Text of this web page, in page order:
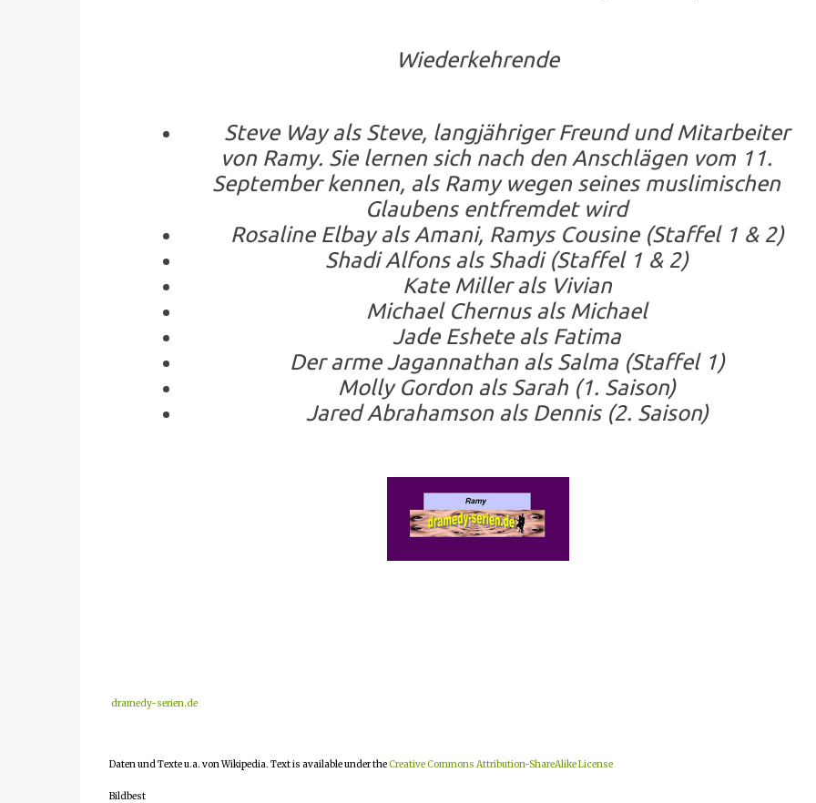
Wiederkehrende
Steve Way als Steve, langjähriger Freund und Mitarbeiter
von Ramy. Sie lernen sich nach den Anschlägen vom 11.
September kennen, als Ramy wegen seines muslimischen
Glaubens entfremdet wird
Rosaline Elbay als Amani, Ramys Cousine (Staffel 1 & 2)
Shadi Alfons als Shadi (Staffel 1 & 2)
Kate Miller als Vivian
Michael Chernus als Michael
Jade Eshete als Fatima
Der arme Jagannathan als Salma (Staffel 1)
Molly Gordon als Sarah (1. Saison)
Jared Abrahamson als Dennis (2. Saison)
dramedy-serien.de
Daten und Texte u.a. von Wikipedia. Text is available under theCreative Commons Attribution-ShareAlike License
Bildbest